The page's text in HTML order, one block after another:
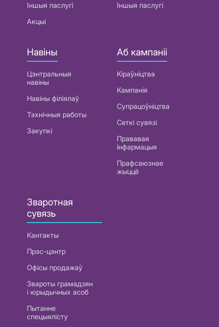
Іншыя паслугі
Акцыі
Іншыя паслугі
Навіны
Цэнтральныя
навіны
Навіны філіялаў
Тэхнічныя работы
Закупкі
Аб кампаніі
Кіраўніцтва
Кампанія
Супрацоўніцтва
Сеткі сувязі
Прававая
інфармацыя
Прафсаюзнае
жыццё
Зваротная
сувязь
Кантакты
Прэс-цэнтр
Офісы продажаў
Звароты грамадзян
і юрыдычных асоб
Пытанне
спецыялісту